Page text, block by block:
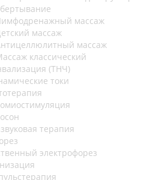
массаж
массаж
массаж
классический
(ТНЧ)
токи
терапия
электрофорез